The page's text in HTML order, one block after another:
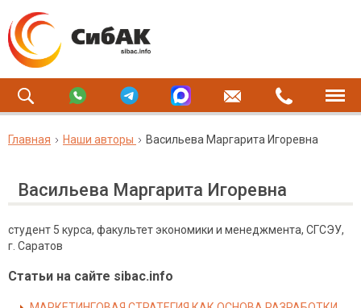
Главная Наши авторы Васильева Маргарита Игоревна
Васильева Маргарита Игоревна
студент 5 курса, факультет экономики и менеджмента, СГСЭУ,
г. Саратов
Статьи на сайте sibac.info